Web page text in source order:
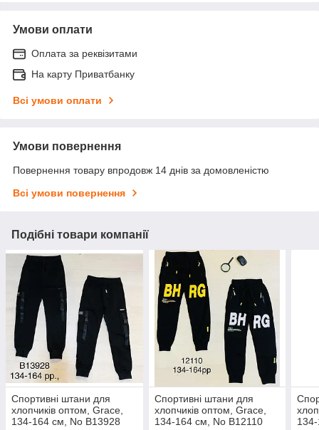
Умови оплати
Оплата за реквізитами
На карту Приватбанку
Всі умови оплати
Умови повернення
Повернення товару впродовж 14 днів за домовленістю
Всі умови повернення
Подібні товари компанії
Спортивні штани для
хлопчиків оптом, Grace,
134-164 см, No B13928
Спортивні штани для
хлопчиків оптом, Grace,
134-164 см, No B12110